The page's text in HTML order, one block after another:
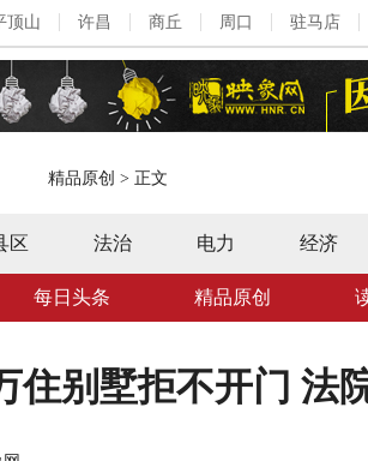
顶山 许昌 商丘 周口 驻马店
精品原创 > 正文
区 法治 电力 经济
每日头条 精品原创
住别墅拒不开门 法